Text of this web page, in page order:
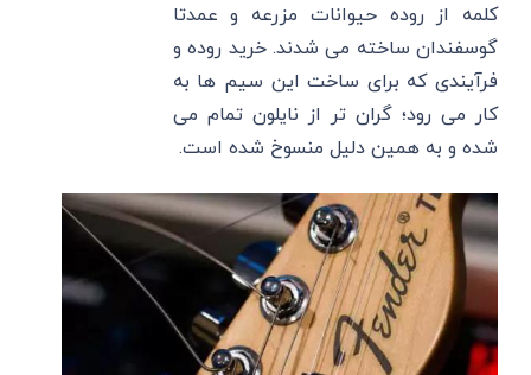
کلمه از روده حیوانات مزرعه و عمدتا
گوسفندان ساخته می شدند. خرید روده و
فرآیندی که برای ساخت این سیم ‌ها به
کار می‌ رود؛ گران تر از نایلون تمام می
شده و به همین دلیل منسوخ شده است.